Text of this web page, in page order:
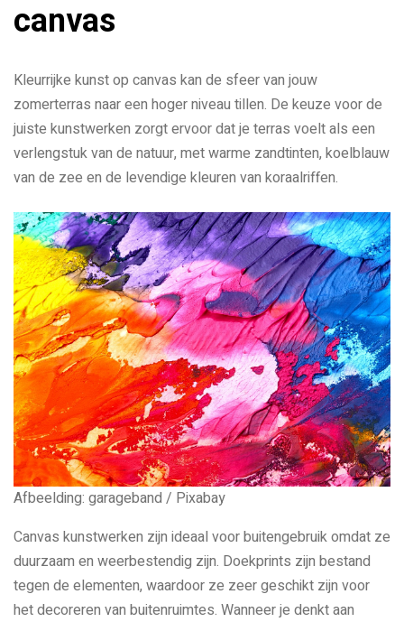
canvas
Kleurrijke kunst op canvas kan de sfeer van jouw
zomerterras naar een hoger niveau tillen. De keuze voor de
juiste kunstwerken zorgt ervoor dat je terras voelt als een
verlengstuk van de natuur, met warme zandtinten, koelblauw
van de zee en de levendige kleuren van koraalriffen.
Afbeelding: garageband / Pixabay
Canvas kunstwerken zijn ideaal voor buitengebruik omdat ze
duurzaam en weerbestendig zijn. Doekprints zijn bestand
tegen de elementen, waardoor ze zeer geschikt zijn voor
het decoreren van buitenruimtes. Wanneer je denkt aan